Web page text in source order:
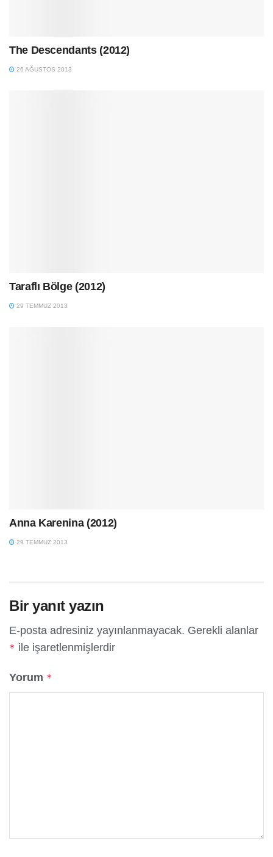
The Descendants (2012)
26 AĞUSTOS 2013
Taraflı Bölge (2012)
29 TEMMUZ 2013
Anna Karenina (2012)
29 TEMMUZ 2013
Bir yanıt yazın
E-posta adresiniz yayınlanmayacak. Gerekli alanlar
* ile işaretlenmişlerdir
Yorum *